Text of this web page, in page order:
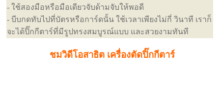
- ใช้สองมือหรือมือเดียวจับด้ามจับให้พอดี
- บีบกดทับไปที่บัตรหรือการ์ดนั้น ใช้เวลาเพียงไม่กี่ วินาที เราก็
จะได้ปิ๊กกีตาร์ที่มีรูปทรงสมบูรณ์แบบ และสวยงามทันที
ชมวิดีโอสาธิต เครื่องตัดปิ๊กกีตาร์